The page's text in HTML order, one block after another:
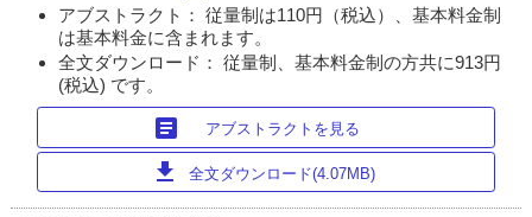
アブストラクト： 従量制は110円（税込）、基本料金制
は基本料金に含まれます。
全文ダウンロード： 従量制、基本料金制の方共に913円
(税込) です。
article アブストラクトを見る
download 全文ダウンロード(4.07MB)